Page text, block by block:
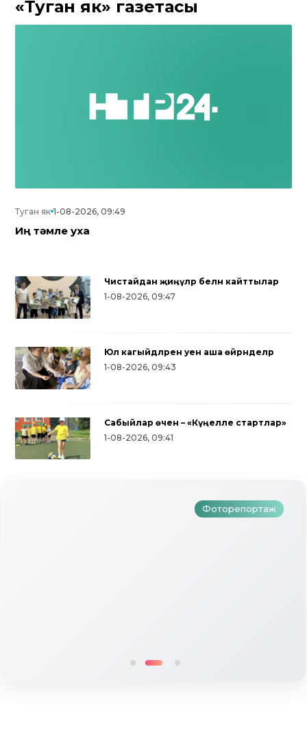
«Туган як» газетасы
Туган як 1-08-2026, 09:49
Иң тәмле уха
Чистайдан җиңүләр белән кайттылар
1-08-2026, 09:47
Юл кагыйдәләрен уен аша өйрәнделәр
1-08-2026, 09:43
Сабыйлар өчен – «Күңелле стартлар»
1-08-2026, 09:41
Фоторепортаж
Дуслык, милли ризыклар, халык
уеннары: түбәнкамалылар Нәүрүз
бәйрәмен зурлап үткәрделәр